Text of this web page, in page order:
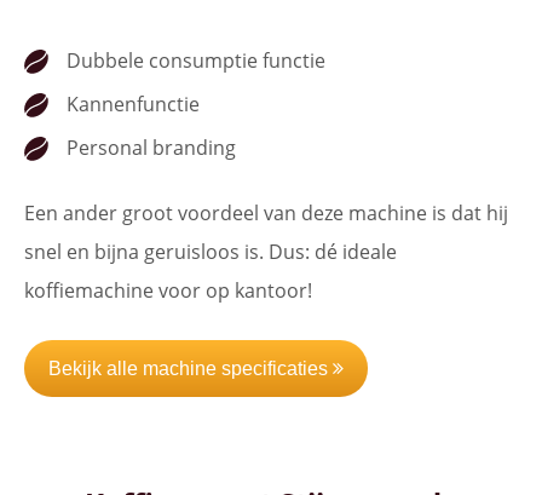
Dubbele consumptie functie
Kannenfunctie
Personal branding
Een ander groot voordeel van deze machine is dat hij
snel en bijna geruisloos is. Dus: dé ideale
koffiemachine voor op kantoor!
Bekijk alle machine specificaties